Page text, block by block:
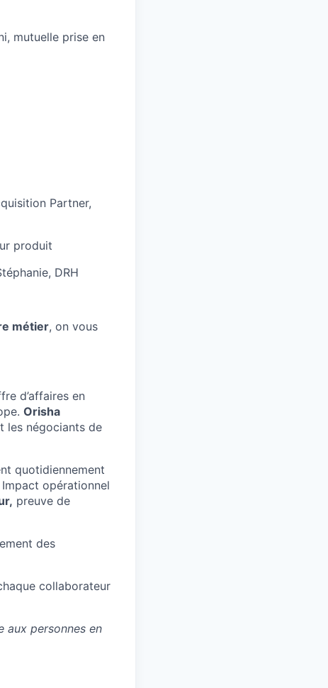
mutuelle prise en
Partner,
produit
DRH
métier, on vous
d’affaires en
Orisha
les négociants de
quotidiennement
Impact opérationnel
preuve de
des
collaborateur
aux personnes en